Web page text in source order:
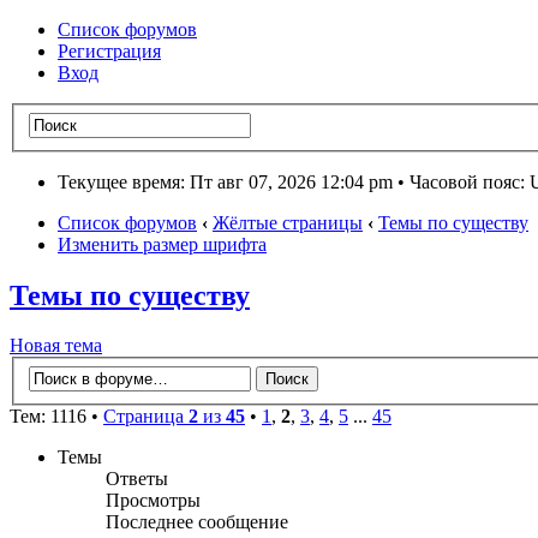
Список форумов
Регистрация
Вход
Текущее время: Пт авг 07, 2026 12:04 pm • Часовой пояс:
Список форумов ‹ Жёлтые страницы ‹ Темы по существу
Изменить размер шрифта
Темы по существу
Новая тема
Тем: 1116 • Страница 2 из 45 • 1 , 2, 3, 4, 5 ... 45
Темы
Ответы
Просмотры
Последнее сообщение